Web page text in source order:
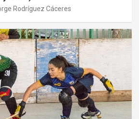
Rodríguez Cáceres